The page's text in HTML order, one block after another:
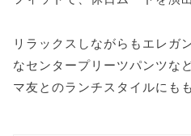
リラックスしながらもエレガ
なセンタープリーツパンツな
マ友とのランチスタイルにも